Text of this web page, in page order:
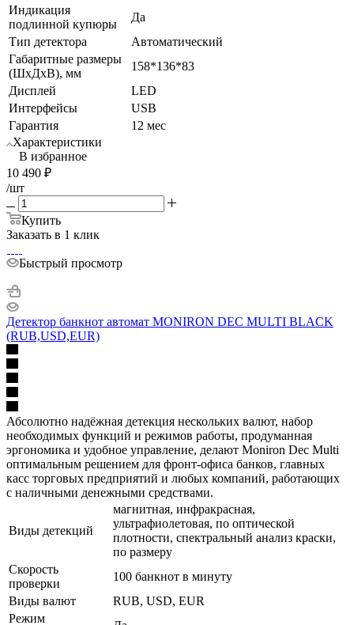
Индикация
подлинной купюры
Да
Тип детектора
Автоматический
Габаритные размеры
(ШхДхВ), мм
158*136*83
Дисплей
LED
Интерфейсы
USB
Гарантия
12 мес
Характеристики
В избранное
10 490 ₽
/шт
Купить
Заказать в 1 клик
Быстрый просмотр
Детектор банкнот автомат MONIRON DEC MULTI BLACK
(RUB,USD,EUR)
Абсолютно надёжная детекция нескольких валют, набор
необходимых функций и режимов работы, продуманная
эргономика и удобное управление, делают Moniron Dec Multi
оптимальным решением для фронт-офиса банков, главных
касс торговых предприятий и любых компаний, работающих
с наличными денежными средствами.
Виды детекций
магнитная, инфракрасная,
ультрафиолетовая, по оптической
плотности, спектральный анализ краски,
по размеру
Скорость
проверки
100 банкнот в минуту
Виды валют
RUB, USD, EUR
Режим